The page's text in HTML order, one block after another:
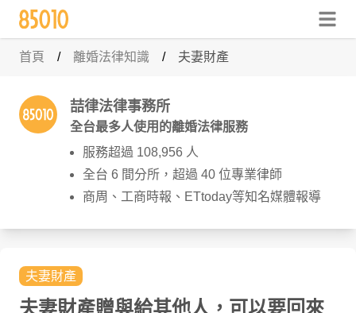
首頁 / 離婚法律知識 / 夫妻財產
喆律法律事務所
全台最多人使用的離婚法律服務
服務超過 108,956 人
全台 6 間分所，超過 40 位專業律師
商周、工商時報、ETtoday等知名媒體報導
夫妻財產
夫妻財產贈與給其他人，可以要回來